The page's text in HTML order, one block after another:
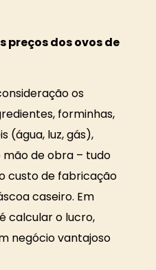
preços dos ovos de
os
forminhas,
(água, luz, gás),
de obra – tudo
custo de fabricação
caseiro. Em
calcular o lucro,
negócio vantajoso